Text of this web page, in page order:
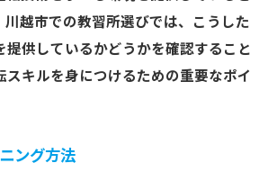
川越市での教習所選びでは、こうした
提供しているかどうかを確認すること
スキルを身につけるための重要なポイ
ング方法